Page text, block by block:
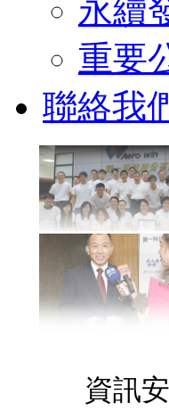
永續
重要
聯絡我
資訊